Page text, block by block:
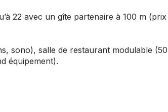
22 avec un gîte partenaire à 100 m (prix
sono), salle de restaurant modulable (50
équipement).